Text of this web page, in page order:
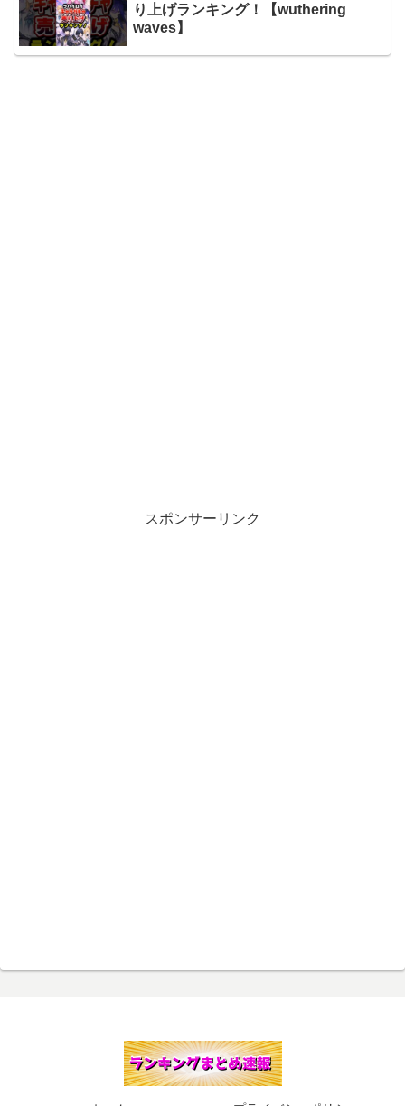
り上げランキング！【wuthering
waves】
スポンサーリンク